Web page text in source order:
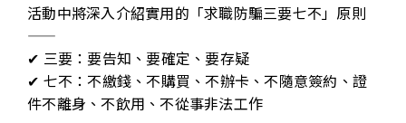
活動中將深入介紹實用的「求職防騙三要七不」原則
——
✔ 三要：要告知、要確定、要存疑
✔ 七不：不繳錢、不購買、不辦卡、不隨意簽約、證
件不離身、不飲用、不從事非法工作